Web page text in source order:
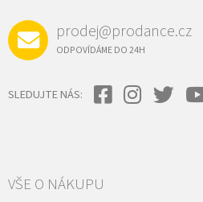
prodej@prodance.cz
ODPOVÍDÁME DO 24H
SLEDUJTE NÁS:
VŠE O NÁKUPU